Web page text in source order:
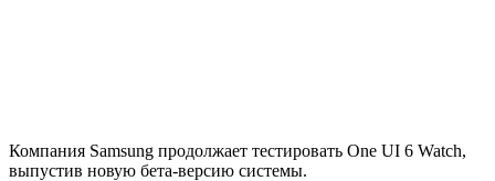
Компания Samsung продолжает тестировать One UI 6 Watch,
выпустив новую бета-версию системы.